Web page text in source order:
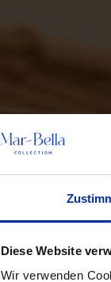
Diese Website
Wir verwenden